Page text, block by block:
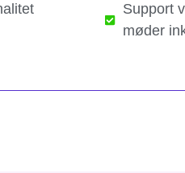
Support
møder